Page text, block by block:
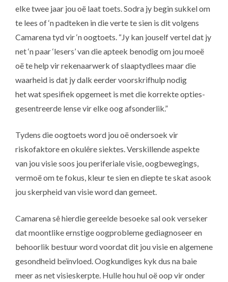
elke twee jaar jou oë laat toets. Sodra jy begin sukkel om
te lees of ‘n padteken in die verte te sien is dit volgens
Camarena tyd vir ‘n oogtoets. “Jy kan jouself vertel dat jy
net ‘n paar ‘lesers’ van die apteek benodig om jou moeë
oë te help vir rekenaarwerk of slaaptydlees maar die
waarheid is dat jy dalk eerder voorskrifhulp nodig
het wat spesifiek opgemeet is met die korrekte opties-
gesentreerde lense vir elke oog afsonderlik.”
Tydens die oogtoets word jou oë ondersoek vir
riskofaktore en okulêre siektes. Verskillende aspekte
van jou visie soos jou periferiale visie, oogbewegings,
vermoë om te fokus, kleur te sien en diepte te skat asook
jou skerpheid van visie word dan gemeet.
Camarena sê hierdie gereelde besoeke sal ook verseker
dat moontlike ernstige oogprobleme gediagnoseer en
behoorlik bestuur word voordat dit jou visie en algemene
gesondheid beïnvloed. Oogkundiges kyk dus na baie
meer as net visieskerpte. Hulle hou hul oë oop vir onder